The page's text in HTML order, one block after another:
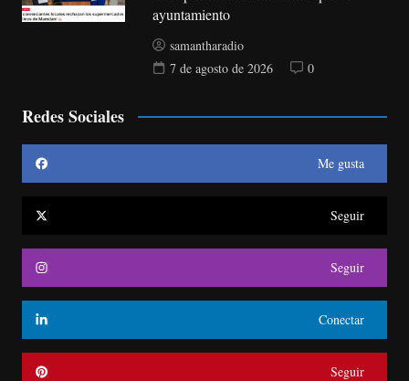
ayuntamiento
samantharadio
7 de agosto de 2026
0
Redes Sociales
Me gusta
Seguir
Seguir
Conectar
Seguir